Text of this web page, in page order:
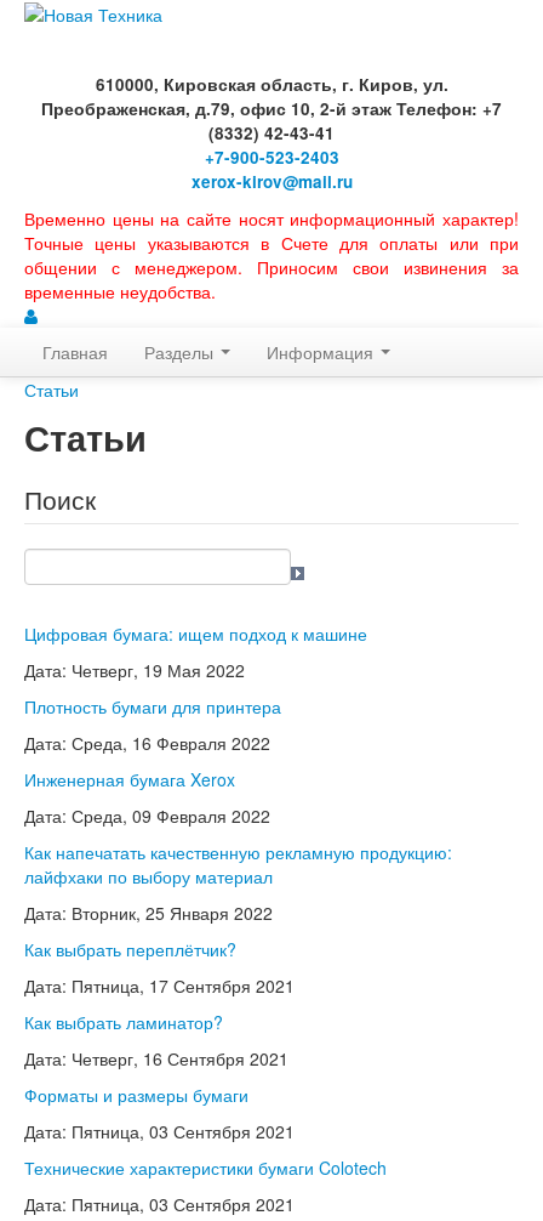
610000, Кировская область, г. Киров, ул.
Преображенская, д.79, офис 10, 2-й этаж Телефон: +7
(8332) 42-43-41
+7-900-523-2403
xerox-kirov@mail.ru
Временно цены на сайте носят информационный характер!
Точные цены указываются в Счете для оплаты или при
общении с менеджером. Приносим свои извинения за
временные неудобства.
Главная Разделы
Информация
Статьи
Статьи
Поиск
Цифровая бумага: ищем подход к машине
Дата: Четверг, 19 Мая 2022
Плотность бумаги для принтера
Дата: Среда, 16 Февраля 2022
Инженерная бумага Xerox
Дата: Среда, 09 Февраля 2022
Как напечатать качественную рекламную продукцию:
лайфхаки по выбору материал
Дата: Вторник, 25 Января 2022
Как выбрать переплётчик?
Дата: Пятница, 17 Сентября 2021
Как выбрать ламинатор?
Дата: Четверг, 16 Сентября 2021
Форматы и размеры бумаги
Дата: Пятница, 03 Сентября 2021
Технические характеристики бумаги Colotech
Дата: Пятница, 03 Сентября 2021